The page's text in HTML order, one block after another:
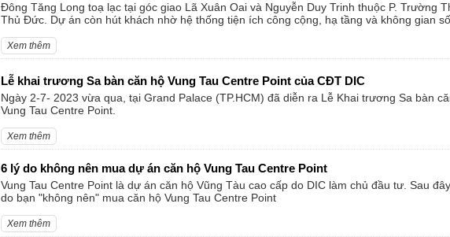
Đông Tăng Long toạ lạc tại góc giao Lã Xuân Oai và Nguyễn Duy Trinh thuộc P. Trường
Thủ Đức. Dự án còn hút khách nhờ hệ thống tiện ích công cộng, hạ tầng và không gian
Xem thêm
Lễ khai trương Sa bàn căn hộ Vung Tau Centre Point của CĐT DIC
Ngày 2-7- 2023 vừa qua, tại Grand Palace (TP.HCM) đã diễn ra Lễ Khai trương Sa bàn
Vung Tau Centre Point.
Xem thêm
6 lý do không nên mua dự án căn hộ Vung Tau Centre Point
Vung Tau Centre Point là dự án căn hộ Vũng Tàu cao cấp do DIC làm chủ đầu tư. Sau
do bạn "không nên" mua căn hộ Vung Tau Centre Point
Xem thêm